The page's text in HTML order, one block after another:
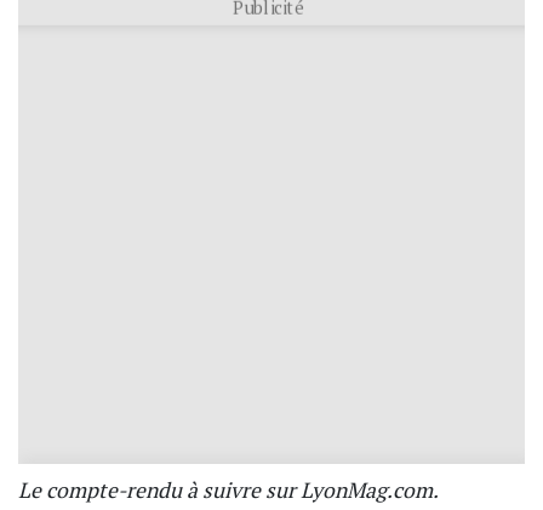
Publicité
Le compte-rendu à suivre sur LyonMag.com.